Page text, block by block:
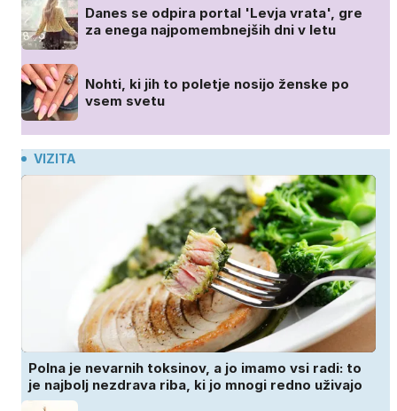
Danes se odpira portal 'Levja vrata', gre
za enega najpomembnejših dni v letu
Nohti, ki jih to poletje nosijo ženske po
vsem svetu
VIZITA
Polna je nevarnih toksinov, a jo imamo vsi radi: to
je najbolj nezdrava riba, ki jo mnogi redno uživajo